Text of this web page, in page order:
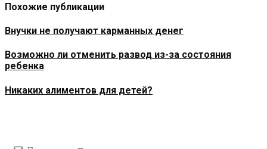
Похожие публикации
Внучки не получают карманных денег
Возможно ли отменить развод из-за состояния
ребенка
Никаких алиментов для детей?